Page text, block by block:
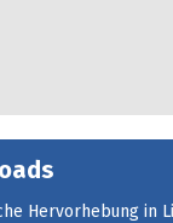
Hervorhebung in